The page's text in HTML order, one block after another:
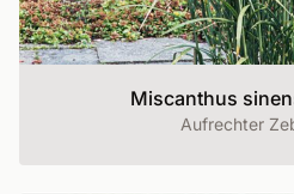
Miscanthus
Aufrechter